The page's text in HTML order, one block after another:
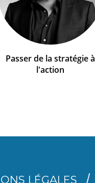
Passer de la stratégie à
l'action
LÉGALES